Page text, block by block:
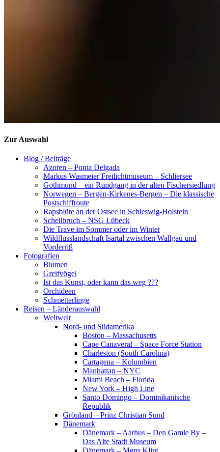
Zur Auswahl
Blog / Beiträge
Azoren – Ponta Delgada
Markus Wasmeier Freilichtmuseum – Schliersee
Gothmund – ein Rundgang in der alten Fischersiedlung
Norwegen – Bergen-Kirkenes-Bergen – Die klassische
Postschiffroute
Rapsblüte an der Ostsee in Schleswig-Holstein
Schellbruch – NSG Lübeck
Die Trave im Sommer oder im Winter
Wildflusslandschaft Isartal zwischen Wallgau und
Vorderriß
Fotografien
Blumen
Greifvögel
Ist das Kunst, oder kann das weg ???
Orchideen
Schmetterlinge
Reisen – Länderauswahl
Weltweit
Nord- und Südamerika
Boston – Massachusetts
Cape Canaveral – Space Force Station
Charleston (South Carolina)
Cartagena – Kolumbien
Manhattan – NYC
Miami Beach – Florida
New York – High Line
Santo Domingo – Dominikanische
Republik
Grönland – Prinz Christian Sund
Dänemark
Dänemark – Aarhus – Den Gamle By –
Das Alte Stadt Museum